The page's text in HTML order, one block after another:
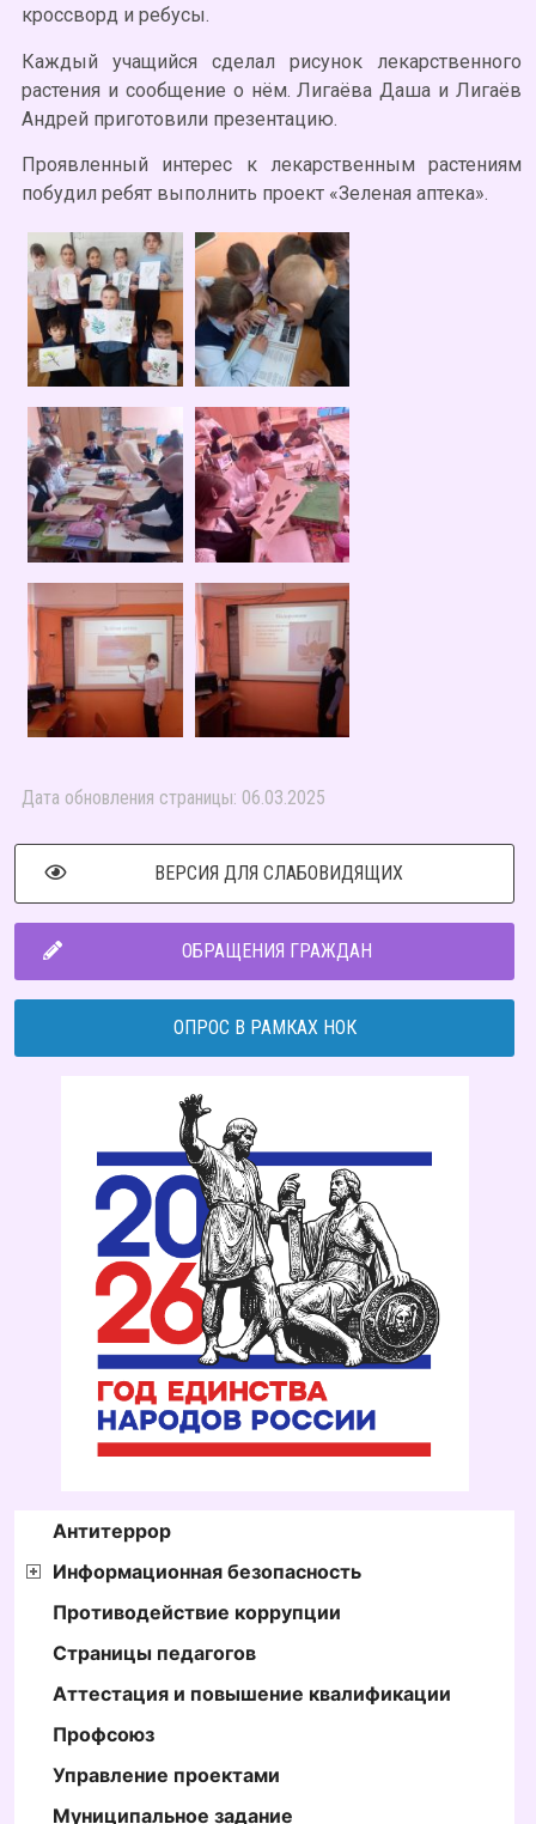
кроссворд и ребусы.
Каждый учащийся сделал рисунок лекарственного
растения и сообщение о нём. Лигаёва Даша и Лигаёв
Андрей приготовили презентацию.
Проявленный интерес к лекарственным растениям
побудил ребят выполнить проект «Зеленая аптека».
Дата обновления страницы: 06.03.2025
ВЕРСИЯ ДЛЯ СЛАБОВИДЯЩИХ
ОБРАЩЕНИЯ ГРАЖДАН
ОПРОС В РАМКАХ НОК
Антитеррор
Информационная безопасность
Противодействие коррупции
Страницы педагогов
Аттестация и повышение квалификации
Профсоюз
Управление проектами
Муниципальное задание